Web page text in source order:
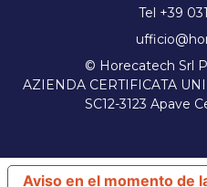
Tel +39
© Horecatech Srl
AZIENDA CERTIFICATA
SC12-3123 Apave
Aviso en el momento de